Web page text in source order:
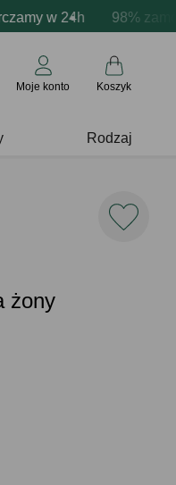
w 24h 98%
personalizacja
Prezentujemy
Moje konto Koszyk
Rodzaj
żony